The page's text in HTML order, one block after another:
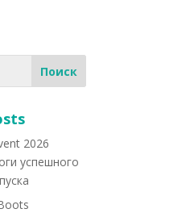
2026
успешного